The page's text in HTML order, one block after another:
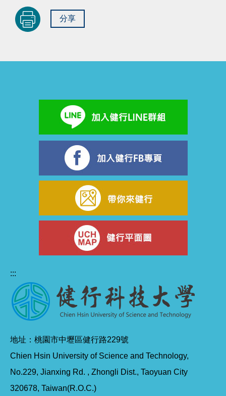
分享
:::
地址：桃園市中壢區健行路229號
Chien Hsin University of Science and Technology,
No.229, Jianxing Rd. , Zhongli Dist., Taoyuan City
320678, Taiwan(R.O.C.)